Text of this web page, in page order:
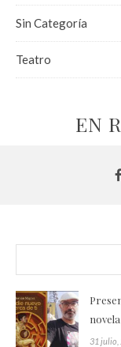
Sin Categoría
Teatro
EN
31 julio,